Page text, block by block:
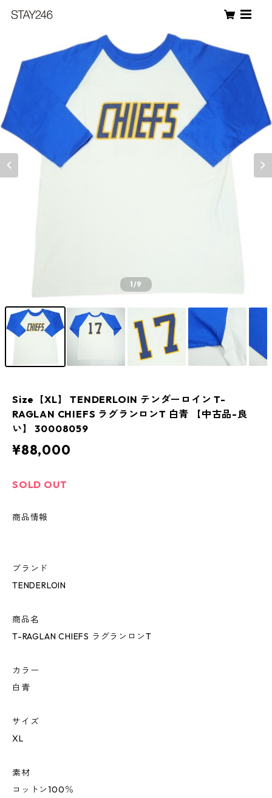
1/9
Size【XL】 TENDERLOIN テンダーロイン T-
RAGLAN CHIEFS ラグランロンT 白青 【中古品-良
い】 30008059
¥88,000
SOLD OUT
商品情報
ブランド
TENDERLOIN
商品名
T-RAGLAN CHIEFS ラグランロンT
カラー
白青
サイズ
XL
素材
コットン100％